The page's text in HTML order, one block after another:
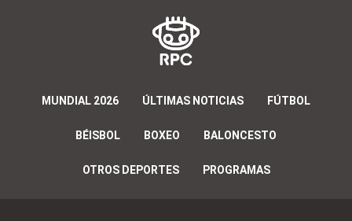
MUNDIAL 2026 ÚLTIMAS NOTICIAS FÚTBOL
BÉISBOL BOXEO BALONCESTO
OTROS DEPORTES PROGRAMAS